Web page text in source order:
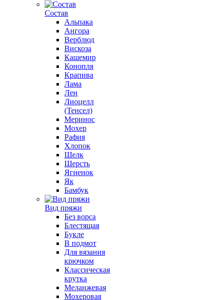
Состав
Альпака
Ангора
Верблюд
Вискоза
Кашемир
Конопля
Крапива
Лама
Лен
Лиоцелл
(Тенсел)
Меринос
Мохер
Рафия
Хлопок
Шелк
Шерсть
Ягненок
Як
Бамбук
Вид пряжи
Без ворса
Блестящая
Букле
В подмот
Для вязания
крючком
Классическая
крутка
Меланжевая
Мохеровая